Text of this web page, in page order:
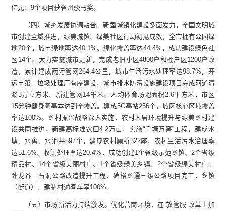
亿元；9个项目获省州骏马奖。
（四）城乡发展协调融合。新型城镇化建设多面发力，全国文明城
市创建全域推进，绿美城镇、绿美社区行动初见成效，全市拥有公园绿
地20个，城市绿地率达40.1%、绿化覆盖率达44.4%，成功建设绿色社
区14个。大力实施城市更新，完成老旧小区4800户和棚户区1200户改
造，累计建成雨污管网264.4公里，城市生活污水处理率达98.7%，开
远市第二垃圾处理厂有序建设，城市排水防涝设施建设项目完成河道清
淤3万立方米、新建管网14千米。人均体育场地面积2.6平方米，市区
15分钟健身圈基本达到全覆盖。建成5G基站256个，城区核心区域覆盖
率达100%。乡村振兴战略深入实施，农村人居环境提升与绿美乡村建
设共同推进，新建高标准农田4.2万亩，实施“千塘万窖”工程，建成水
塘、水窖、水池共597个，建成农村厕所322座，农村生活污水治理率
达51.6%、收集处理率达20.4%，成功创建1个省级示范乡镇、2个省级
精品村、14个省级美丽村庄、1个省级绿美乡镇、2个省级绿美村庄。
卧龙谷—石洞公路改造提升工程、碑格乡通三级公路项目完工，乡镇
（街道）、建制村通客车率100%。
（五）市场新活力持续激发。优化营商环境，在“放管服”改革上加